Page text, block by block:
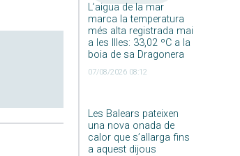
L’aigua de la mar
marca la temperatura
més alta registrada mai
a les Illes: 33,02 ºC a la
boia de sa Dragonera
07/08/2026 08:12
Les Balears pateixen
una nova onada de
calor que s’allarga fins
a aquest dijous